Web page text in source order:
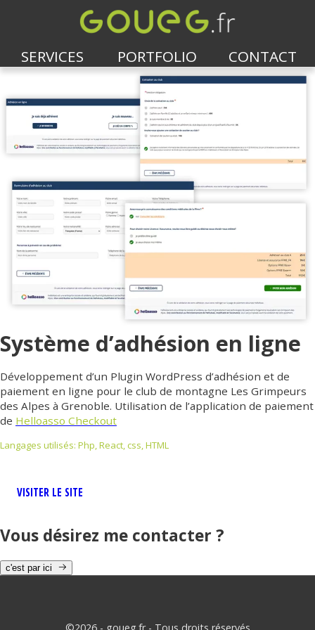
SERVICES PORTFOLIO CONTACT
Système d’adhésion en ligne
Développement d’un Plugin WordPress d’adhésion et de
paiement en ligne pour le club de montagne Les Grimpeurs
des Alpes à Grenoble. Utilisation de l’application de paiement
de Helloasso Checkout
Langages utilisés: Php, React, css, HTML
VISITER LE SITE
Vous désirez me contacter ?
c'est par ici